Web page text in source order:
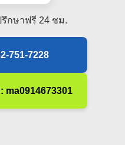
กษาฟรี 24 ชม.
751-7228
ma0914673301